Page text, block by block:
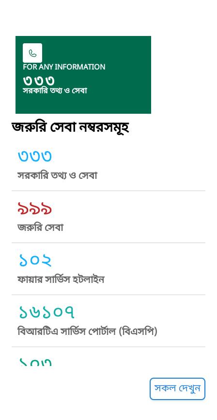
FOR ANY INFORMATION
৩৩৩
সরকারি তথ্য ও সেবা
জরুরি সেবা নম্বরসমূহ
৩৩৩
সরকারি তথ্য ও সেবা
৯৯৯
জরুরি সেবা
১০২
ফায়ার সার্ভিস হটলাইন
১৬১০৭
বিআরটিএ সার্ভিস পোর্টাল (বিএসপি)
১০৩
সকল দেখুন